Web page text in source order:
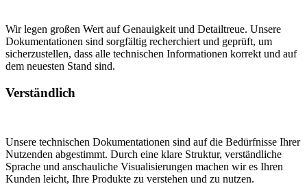
Wir legen großen Wert auf Genauigkeit und Detailtreue. Unsere
Dokumentationen sind sorgfältig recherchiert und geprüft, um
sicherzustellen, dass alle technischen Informationen korrekt und auf
dem neuesten Stand sind.
Verständlich
Unsere technischen Dokumentationen sind auf die Bedürfnisse Ihrer
Nutzenden abgestimmt. Durch eine klare Struktur, verständliche
Sprache und anschauliche Visualisierungen machen wir es Ihren
Kunden leicht, Ihre Produkte zu verstehen und zu nutzen.